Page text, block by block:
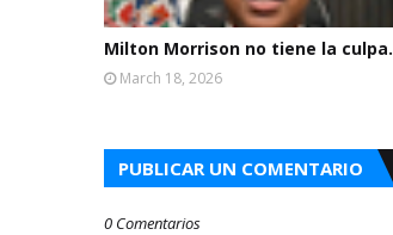
Milton Morrison no tiene la culpa.
March 18, 2026
PUBLICAR UN COMENTARIO
0 Comentarios